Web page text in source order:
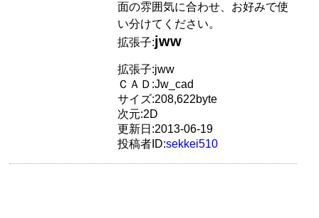
面の雰囲気に合わせ、お好みで使
い分けてください。
拡張子:jww
拡張子:jww
ＣＡＤ:Jw_cad
サイズ:208,622byte
次元:2D
更新日:2013-06-19
投稿者ID:sekkei510